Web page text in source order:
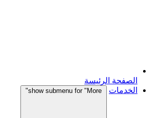
الصفحة الرئيسة
الخدمات
show submenu for "More"